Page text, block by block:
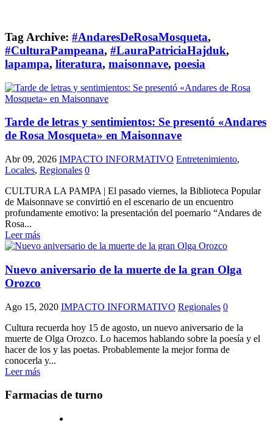
Tag Archive: #AndaresDeRosaMosqueta,
#CulturaPampeana, #LauraPatriciaHajduk,
lapampa, literatura, maisonnave, poesia
Tarde de letras y sentimientos: Se presentó «Andares
de Rosa Mosqueta» en Maisonnave
Abr 09, 2026 IMPACTO INFORMATIVO Entretenimiento,
Locales, Regionales 0
CULTURA LA PAMPA | El pasado viernes, la Biblioteca Popular
de Maisonnave se convirtió en el escenario de un encuentro
profundamente emotivo: la presentación del poemario “Andares de
Rosa...
Leer más
Nuevo aniversario de la muerte de la gran Olga
Orozco
Ago 15, 2020 IMPACTO INFORMATIVO Regionales 0
Cultura recuerda hoy 15 de agosto, un nuevo aniversario de la
muerte de Olga Orozco. Lo hacemos hablando sobre la poesía y el
hacer de los y las poetas. Probablemente la mejor forma de
conocerla y...
Leer más
Farmacias de turno